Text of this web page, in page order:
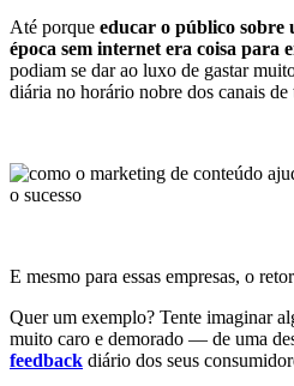
Até porque educar o público sobre
época sem internet era coisa para
podiam se dar ao luxo de gastar
diária no horário nobre dos canais de
E mesmo para essas empresas, o
Quer um exemplo? Tente imaginar
muito caro e demorado — de uma
feedback diário dos seus